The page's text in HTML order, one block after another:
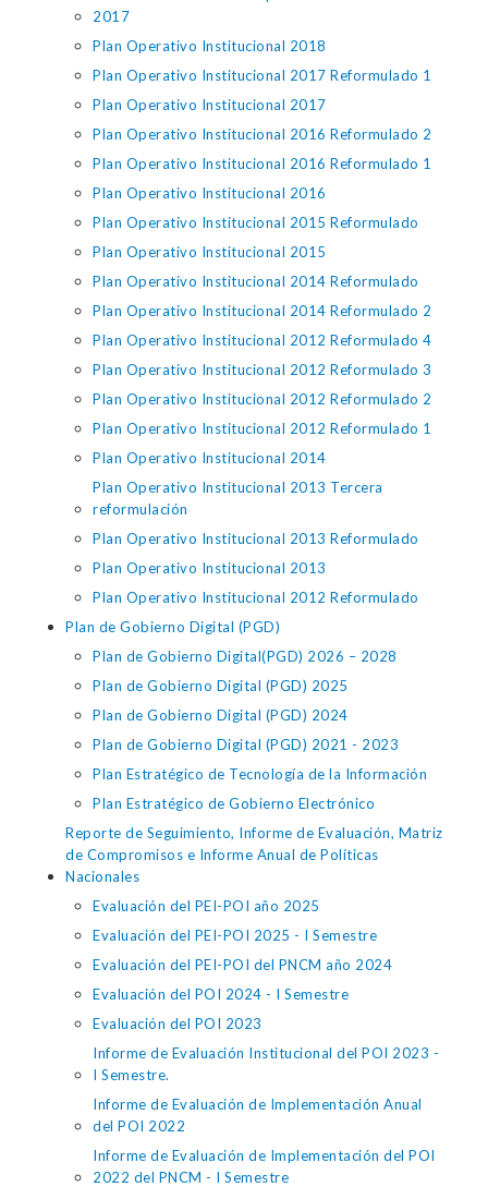
2017
Plan Operativo Institucional 2018
Plan Operativo Institucional 2017 Reformulado 1
Plan Operativo Institucional 2017
Plan Operativo Institucional 2016 Reformulado 2
Plan Operativo Institucional 2016 Reformulado 1
Plan Operativo Institucional 2016
Plan Operativo Institucional 2015 Reformulado
Plan Operativo Institucional 2015
Plan Operativo Institucional 2014 Reformulado
Plan Operativo Institucional 2014 Reformulado 2
Plan Operativo Institucional 2012 Reformulado 4
Plan Operativo Institucional 2012 Reformulado 3
Plan Operativo Institucional 2012 Reformulado 2
Plan Operativo Institucional 2012 Reformulado 1
Plan Operativo Institucional 2014
Plan Operativo Institucional 2013 Tercera
reformulación
Plan Operativo Institucional 2013 Reformulado
Plan Operativo Institucional 2013
Plan Operativo Institucional 2012 Reformulado
Plan de Gobierno Digital (PGD)
Plan de Gobierno Digital(PGD) 2026 – 2028
Plan de Gobierno Digital (PGD) 2025
Plan de Gobierno Digital (PGD) 2024
Plan de Gobierno Digital (PGD) 2021 - 2023
Plan Estratégico de Tecnología de la Información
Plan Estratégico de Gobierno Electrónico
Reporte de Seguimiento, Informe de Evaluación, Matriz
de Compromisos e Informe Anual de Políticas
Nacionales
Evaluación del PEI-POI año 2025
Evaluación del PEI-POI 2025 - I Semestre
Evaluación del PEI-POI del PNCM año 2024
Evaluación del POI 2024 - I Semestre
Evaluación del POI 2023
Informe de Evaluación Institucional del POI 2023 -
I Semestre.
Informe de Evaluación de Implementación Anual
del POI 2022
Informe de Evaluación de Implementación del POI
2022 del PNCM - I Semestre